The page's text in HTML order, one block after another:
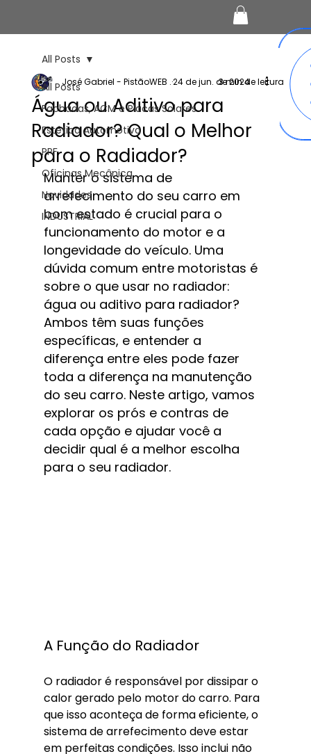
All Posts
Fachadas, ACM e Placas Solares
Estética Automotiva
PPF
Oficinas Mecânica
Novidades
INDUSTRIAL
All Posts
Água ou Aditivo para
Radiador? Qual o Melhor
para o Radiador?
José Gabriel - PistãoWEB .24 de jun. de 20243 min de leitura
Manter o sistema de
arrefecimento do seu carro em
bom estado é crucial para o
funcionamento do motor e a
longevidade do veículo. Uma
dúvida comum entre motoristas é
sobre o que usar no radiador:
água ou aditivo para radiador?
Ambos têm suas funções
específicas, e entender a
diferença entre eles pode fazer
toda a diferença na manutenção
do seu carro. Neste artigo, vamos
explorar os prós e contras de
cada opção e ajudar você a
decidir qual é a melhor escolha
para o seu radiador.
A Função do Radiador
O radiador é responsável por dissipar o
calor gerado pelo motor do carro. Para
que isso aconteça de forma eficiente, o
sistema de arrefecimento deve estar
em perfeitas condições. Isso inclui não